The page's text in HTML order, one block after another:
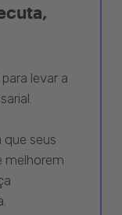
levar a
seus
melhorem